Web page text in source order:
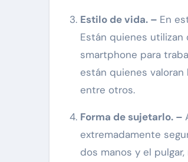
Estilo de vida. – En
Están quienes
smartphone para
están quienes
entre otros.
Forma de sujetarlo. –
extremadamente
dos manos y el